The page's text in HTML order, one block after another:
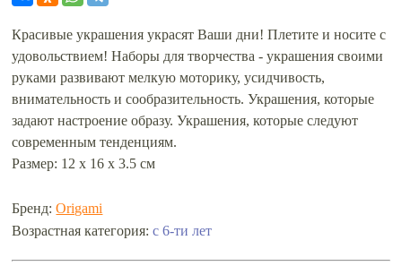
Красивые украшения украсят Ваши дни! Плетите и носите с
удовольствием! Наборы для творчества - украшения своими
руками развивают мелкую моторику, усидчивость,
внимательность и сообразительность. Украшения, которые
задают настроение образу. Украшения, которые следуют
современным тенденциям.
Размер: 12 х 16 х 3.5 см
Бренд:Origami
Возрастная категория:с 6-ти лет